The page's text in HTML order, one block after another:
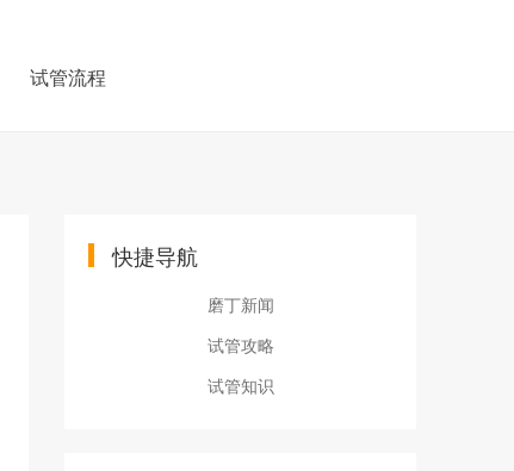
试管流程
快捷导航
磨丁新闻
试管攻略
试管知识